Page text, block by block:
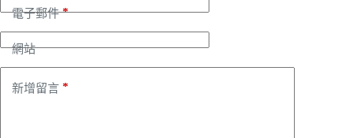
電子郵件*
網站
新增留言 *